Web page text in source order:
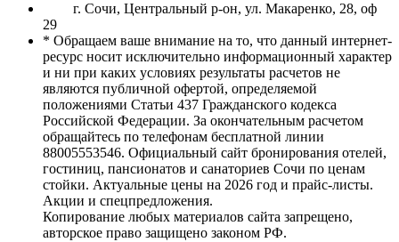
г. Сочи, Центральный р-он, ул. Макаренко, 28, оф
29
* Обращаем ваше внимание на то, что данный интернет-
ресурс носит исключительно информационный характер
и ни при каких условиях результаты расчетов не
являются публичной офертой, определяемой
положениями Статьи 437 Гражданского кодекса
Российской Федерации. За окончательным расчетом
обращайтесь по телефонам бесплатной линии
88005553546. Официальный сайт бронирования отелей,
гостиниц, пансионатов и санаториев Сочи по ценам
стойки. Актуальные цены на 2026 год и прайс-листы.
Акции и спецпредложения.
Копирование любых материалов сайта запрещено,
авторское право защищено законом РФ.